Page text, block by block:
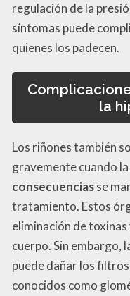
regulación de la
síntomas puede
quienes los padecen.
la
Los riñones también
gravemente cuando la
consecuenciasse
tratamiento. Estos
eliminación de
cuerpo. Sin embargo,
puede dañar los
conocidos como